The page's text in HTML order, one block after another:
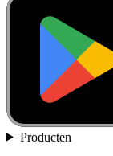
Producten